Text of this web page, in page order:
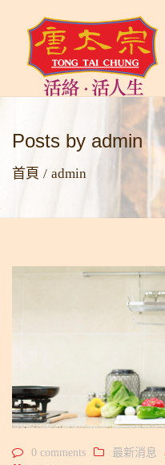
Posts by admin
首頁 admin
0 comments 最新消息